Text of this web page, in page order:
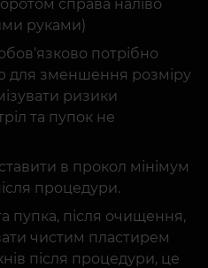
справа наліво
руками)
потрібно
для зменшення розміру
ризики
та пупок не
в прокол мінімум
процедури.
пупка, після очищення,
чистим пластирем
після процедури, це